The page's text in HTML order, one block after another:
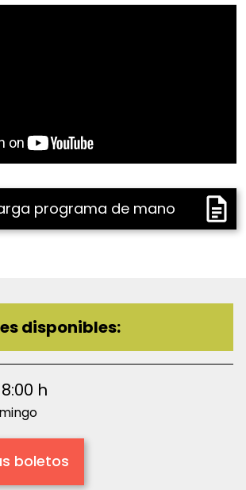
programa de mano
disponibles:
h
boletos